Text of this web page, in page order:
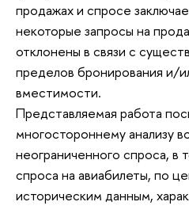
продажах и спросе
некоторые запросы на
отклонены в связи с
пределов бронирования и/
вместимости.
Представляемая работа
многостороннему анализу
неограниченного спроса, в
спроса на авиабилеты, по
историческим данным,